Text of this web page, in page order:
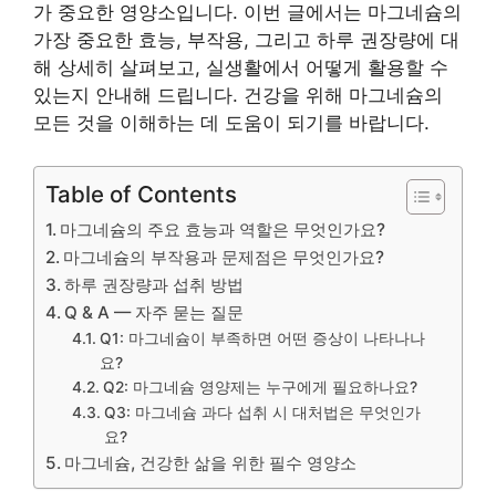
가 중요한 영양소입니다. 이번 글에서는 마그네슘의
가장 중요한 효능, 부작용, 그리고 하루 권장량에 대
해 상세히 살펴보고, 실생활에서 어떻게 활용할 수
있는지 안내해 드립니다. 건강을 위해 마그네슘의
모든 것을 이해하는 데 도움이 되기를 바랍니다.
Table of Contents
마그네슘의 주요 효능과 역할은 무엇인가요?
마그네슘의 부작용과 문제점은 무엇인가요?
하루 권장량과 섭취 방법
Q & A — 자주 묻는 질문
Q1: 마그네슘이 부족하면 어떤 증상이 나타나나
요?
Q2: 마그네슘 영양제는 누구에게 필요하나요?
Q3: 마그네슘 과다 섭취 시 대처법은 무엇인가
요?
마그네슘, 건강한 삶을 위한 필수 영양소